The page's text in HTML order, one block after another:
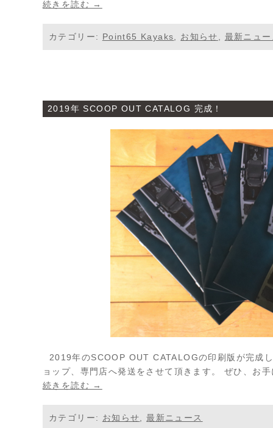
続きを読む →
カテゴリー: Point65 Kayaks, お知らせ, 最新ニュ
2019年 SCOOP OUT CATALOG 完成！
2019年のSCOOP OUT CATALOGの印刷版が完
ョップ、専門店へ発送をさせて頂きます。 ぜひ、お
続きを読む →
カテゴリー: お知らせ ,最新ニュース